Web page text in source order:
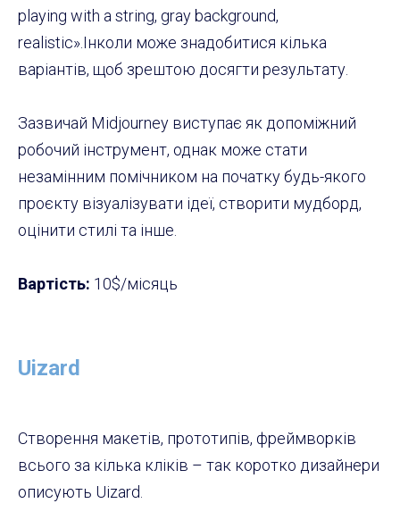
playing with a string, gray background,
realistic».Інколи може знадобитися кілька
варіантів, щоб зрештою досягти результату.
Зазвичай Midjourney виступає як допоміжний
робочий інструмент, однак може стати
незамінним помічником на початку будь-якого
проєкту візуалізувати ідеї, створити мудборд,
оцінити стилі та інше.
Вартість: 10$/місяць
Uizard
Створення макетів, прототипів, фреймворків
всього за кілька кліків – так коротко дизайнери
описують Uizard.